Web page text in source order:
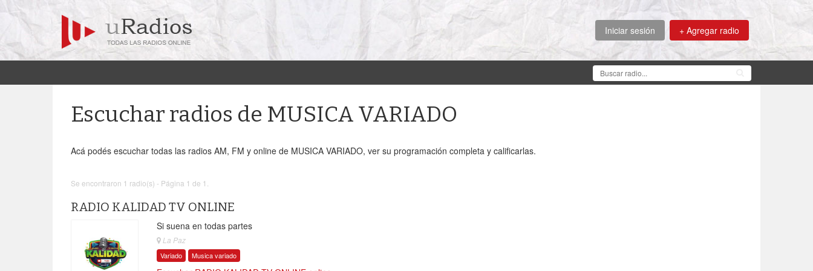
Iniciar sesión + Agregar radio
Escuchar radios de MUSICA VARIADO
Acá podés escuchar todas las radios AM, FM y online de MUSICA VARIADO, ver su programación completa y calificarlas.
Se encontraron 1 radio(s) - Página 1 de 1.
RADIO KALIDAD TV ONLINE
Si suena en todas partes
La Paz
Variado Musica variado